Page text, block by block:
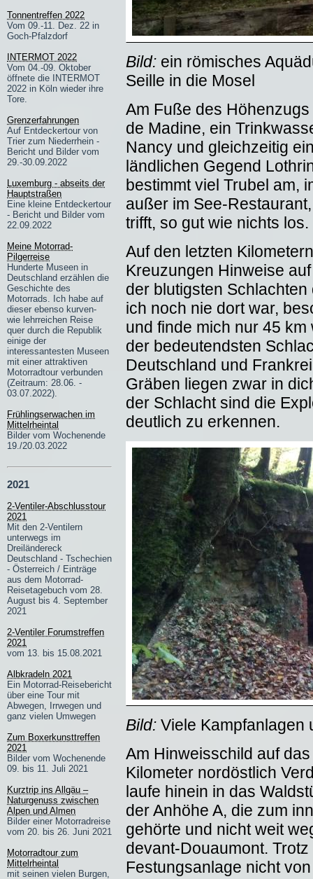
Tonnentreffen 2022
Vom 09.-11. Dez. 22 in
Goch-Pfalzdorf
INTERMOT 2022
Vom 04.-09. Oktober
öffnete die INTERMOT
2022 in Köln wieder ihre
Tore.
Grenzerfahrungen
Auf Entdeckertour von
Trier zum Niederrhein -
Bericht und Bilder vom
29.-30.09.2022
Luxemburg - abseits der
Hauptstraßen
Eine kleine Entdeckertour
- Bericht und Bilder vom
22.09.2022
Meine Motorrad-
Pilgerreise
Hunderte Museen in
Deutschland erzählen die
Geschichte des
Motorrads. Ich habe auf
dieser ebenso kurven-
wie lehrreichen Reise
quer durch die Republik
einige der
interessantesten Museen
mit einer attraktiven
Motorradtour verbunden
(Zeitraum: 28.06. -
03.07.2022).
Frühlingserwachen im
Mittelrheintal
Bilder vom Wochenende
19./20.03.2022
2021
2-Ventiler-Abschlusstour
2021
Mit den 2-Ventilern
unterwegs im
Dreiländereck
Deutschland - Tschechien
- Österreich / Einträge
aus dem Motorrad-
Reisetagebuch vom 28.
August bis 4. September
2021
2-Ventiler Forumstreffen
2021
vom 13. bis 15.08.2021
Albkradeln 2021
Ein Motorrad-Reisebericht
über eine Tour mit
Abwegen, Irrwegen und
ganz vielen Umwegen
Zum Boxerkunsttreffen
2021
Bilder vom Wochenende
09. bis 11. Juli 2021
Kurztrip ins Allgäu –
Naturgenuss zwischen
Alpen und Almen
Bilder einer Motorradreise
vom 20. bis 26. Juni 2021
Motorradtour zum
Mittelrheintal
mit seinen vielen Burgen,
Bild: ein römisches
Seille in die Mosel
Am Fuße des
de Madine, ein
Nancy und gleichzeitig
ländlichen Gegend
bestimmt viel Trubel am,
außer im See-
trifft, so gut wie nichts los.
Auf den letzten
Kreuzungen Hinweise
der blutigsten
ich noch nie dort war,
und finde mich nur 45
der bedeutendsten
Deutschland und
Gräben liegen zwar in
der Schlacht sind die
deutlich zu erkennen.
Bild: Viele Kampfanlagen
Am Hinweisschild auf
Kilometer nordöstlich
laufe hinein in das
der Anhöhe A, die zum
gehörte und nicht weit
devant-Douaumont.
Festungsanlage nicht